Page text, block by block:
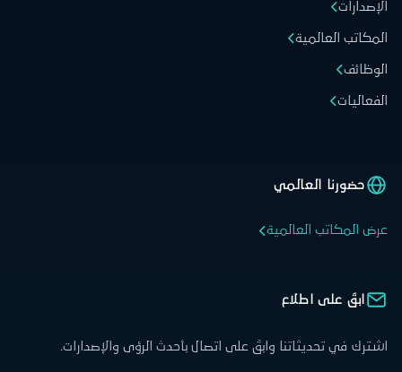
الإصدارات
المكاتب العالمية
الوظائف
الفعاليات
حضورنا العالمي
عرض المكاتب العالمية
ابقَ على اطلاع
اشترك في تحديثاتنا وابقَ على اتصال بأحدث الرؤى والإصدارات.